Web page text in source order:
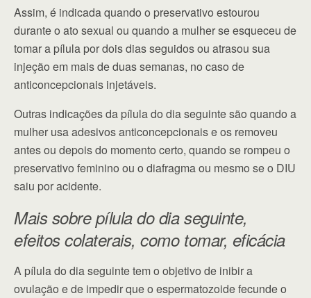
Assim, é indicada quando o preservativo estourou
durante o ato sexual ou quando a mulher se esqueceu de
tomar a pílula por dois dias seguidos ou atrasou sua
injeção em mais de duas semanas, no caso de
anticoncepcionais injetáveis.
Outras indicações da pílula do dia seguinte são quando a
mulher usa adesivos anticoncepcionais e os removeu
antes ou depois do momento certo, quando se rompeu o
preservativo feminino ou o diafragma ou mesmo se o DIU
saiu por acidente.
Mais sobre pílula do dia seguinte,
efeitos colaterais, como tomar, eficácia
A pílula do dia seguinte tem o objetivo de inibir a
ovulação e de impedir que o espermatozoide fecunde o